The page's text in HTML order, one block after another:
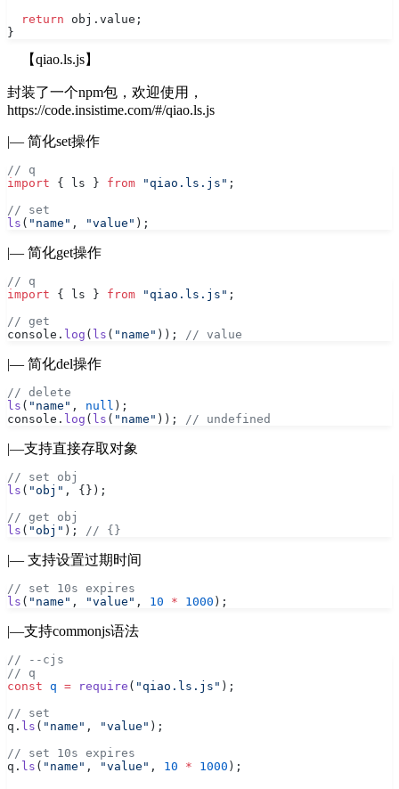
  return
obj.value;
}
【qiao.ls.js】
封装了一个npm包，欢迎使用，
https://code.insistime.com/#/qiao.ls.js
|— 简化set操作
// q
import { ls } from "qiao.ls.js" ;
// set
ls ( "name" , "value" );
|— 简化get操作
// q
import { ls } from "qiao.ls.js" ;
// get
console. log ( ls ( "name" )); // value
|— 简化del操作
// delete
ls ( "name" , null );
console. log ( ls ( "name" )); // undefined
|—支持直接存取对象
// set obj
ls ( "obj" , {});
// get obj
ls ( "obj" ); // {}
|— 支持设置过期时间
// set 10s expires
ls ( "name" , "value" , 10 * 1000 );
|—支持commonjs语法
// --cjs
// q
const q = require ( "qiao.ls.js" );
// set
q. ls ( "name" , "value" );
// set 10s expires
q. ls ( "name" , "value" , 10 * 1000 );